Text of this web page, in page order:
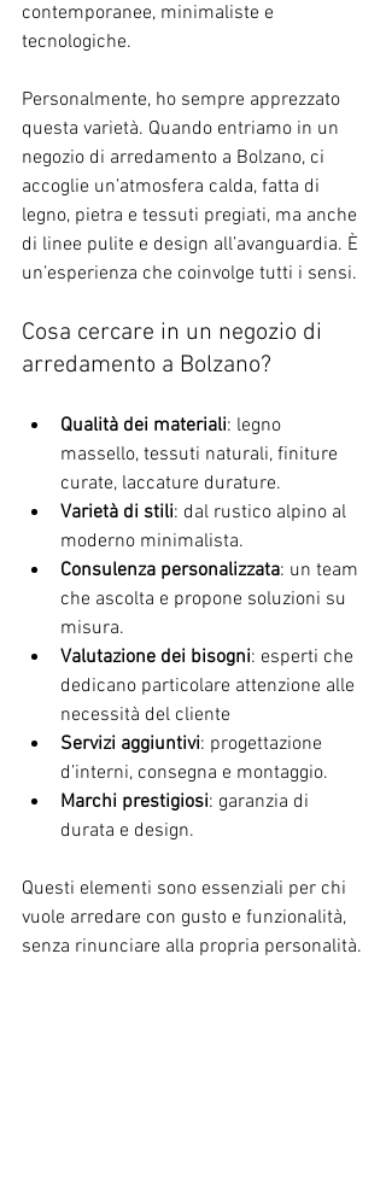
contemporanee, minimaliste e
tecnologiche.
Personalmente, ho sempre apprezzato
questa varietà. Quando entriamo in un
negozio di arredamento a Bolzano, ci
accoglie un’atmosfera calda, fatta di
legno, pietra e tessuti pregiati, ma anche
di linee pulite e design all’avanguardia. È
un’esperienza che coinvolge tutti i sensi.
Cosa cercare in un negozio di
arredamento a Bolzano?
Qualità dei materiali: legno
massello, tessuti naturali, finiture
curate, laccature durature.
Varietà di stili: dal rustico alpino al
moderno minimalista.
Consulenza personalizzata: un team
che ascolta e propone soluzioni su
misura.
Valutazione dei bisogni: esperti che
dedicano particolare attenzione alle
necessità del cliente
Servizi aggiuntivi: progettazione
d’interni, consegna e montaggio.
Marchi prestigiosi: garanzia di
durata e design.
Questi elementi sono essenziali per chi
vuole arredare con gusto e funzionalità,
senza rinunciare alla propria personalità.